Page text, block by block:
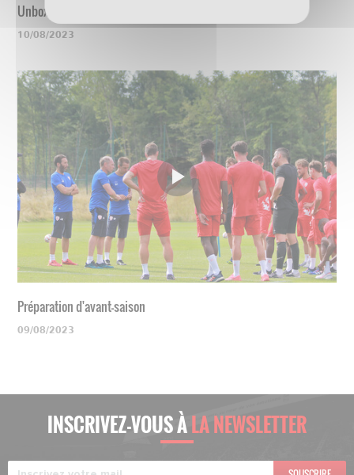
Unboxing du nouveau maillot
10/08/2023
Préparation d'avant-saison
09/08/2023
INSCRIVEZ-VOUS ÀLA NEWSLETTER